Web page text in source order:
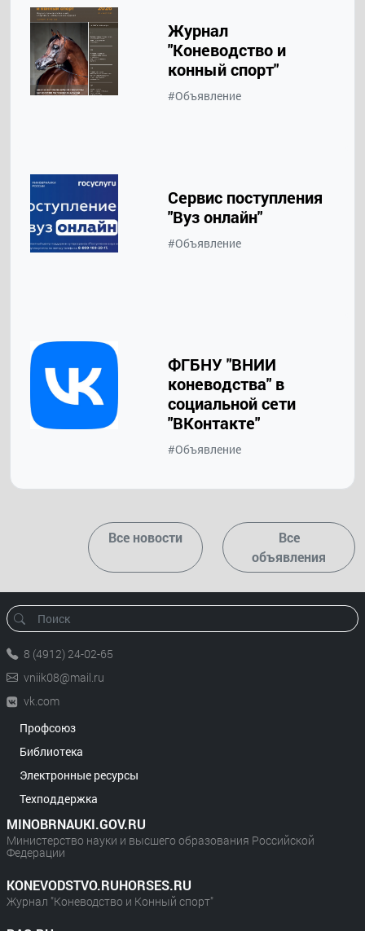
Журнал
"Коневодство и
конный спорт"
#Объявление
Сервис поступления
"Вуз онлайн"
#Объявление
ФГБНУ "ВНИИ
коневодства" в
социальной сети
"ВКонтакте"
#Объявление
Все новости
Все
объявления
8 (4912) 24-02-65
vniik08@mail.ru
vk.com
Профсоюз
Библиотека
Электронные ресурсы
Техподдержка
MINOBRNAUKI.GOV.RU
Министерство науки и высшего образования Российской
Федерации
KONEVODSTVO.RUHORSES.RU
Журнал "Коневодство и Конный спорт"